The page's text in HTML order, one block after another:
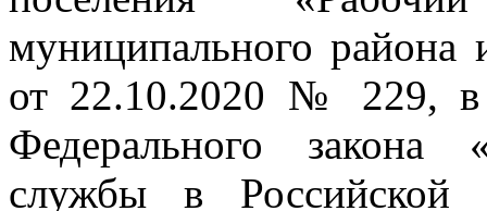
муниципального района
от 22.10.2020 № 229, в
Федерального закона
службы в Российской